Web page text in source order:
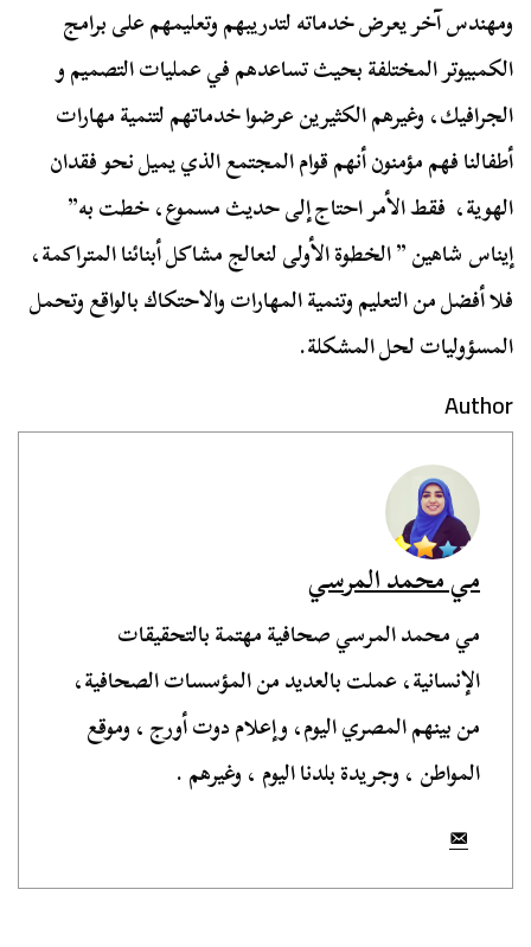
ومهندس آخر يعرض خدماته لتدريبهم وتعليمهم على برامج
الكمبيوتر المختلفة بحيث تساعدهم في عمليات التصميم و
الجرافيك، وغيرهم الكثيرين عرضوا خدماتهم لتنمية مهارات
أطفالنا فهم مؤمنون أنهم قوام المجتمع الذي يميل نحو فقدان
الهوية، فقط الأمر احتاج إلى حديث مسموع، خطت به”
إيناس شاهين ” الخطوة الأولى لنعالج مشاكل أبنائنا المتراكمة،
فلا أفضل من التعليم وتنمية المهارات والاحتكاك بالواقع وتحمل
المسؤوليات لحل المشكلة.
Author
مي محمد المرسي
مي محمد المرسي صحافية مهتمة بالتحقيقات
الإنسانية، عملت بالعديد من المؤسسات الصحافية،
من بينهم المصري اليوم، وإعلام دوت أورج ، وموقع
المواطن ، وجريدة بلدنا اليوم ، وغيرهم .